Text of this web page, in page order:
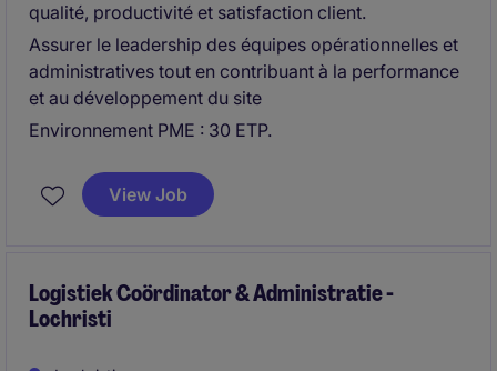
qualité, productivité et satisfaction client.
Assurer le leadership des équipes opérationnelles et
administratives tout en contribuant à la performance
et au développement du site
Environnement PME : 30 ETP.
View Job
Logistiek Coördinator & Administratie -
Lochristi